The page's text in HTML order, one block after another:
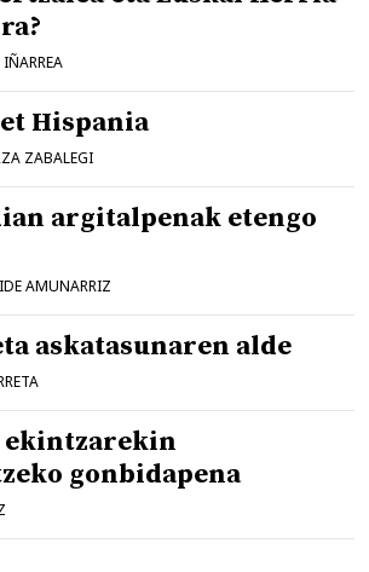
Hispania
ZABALEGI
argitalpenak etengo
AMUNARRIZ
askatasunaren alde
ekintzarekin
gonbidapena